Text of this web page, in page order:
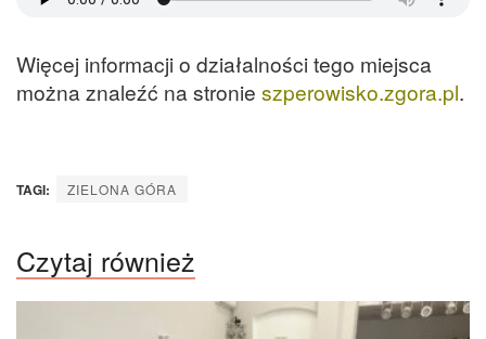
Więcej informacji o działalności tego miejsca
można znaleźć na stronie szperowisko.zgora.pl.
TAGI: ZIELONA GÓRA
Czytaj również